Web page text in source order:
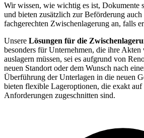
Wir wissen, wie wichtig es ist, Dokumente
und bieten zusätzlich zur Beförderung
fachgerechten Zwischenlagerung an, falls
Unsere Lösungen für die
besonders für Unternehmen, die ihre Akten
auslagern müssen, sei es aufgrund von
neuen Standort oder dem Wunsch nach
Überführung der Unterlagen in die neuen
bieten flexible Lageroptionen, die exakt
Anforderungen zugeschnitten sind.